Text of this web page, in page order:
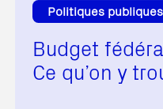
Politiques publiques
Budget
Ce qu’on y